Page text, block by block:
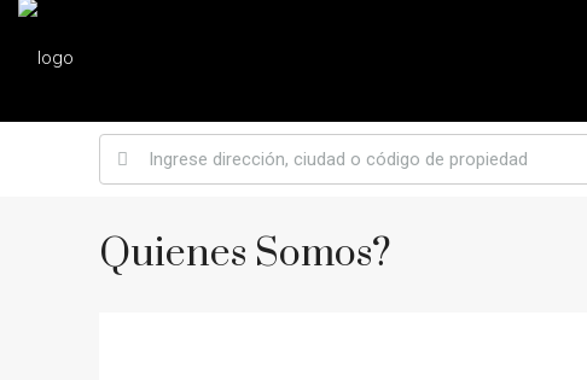
Quienes Somos?